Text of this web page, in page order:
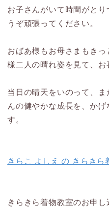
お子さんがいて時間がと
うぞ頑張ってください。
おばあ様もお母さまもき
様二人の晴れ姿を見て、お
当日の晴天をいのって、
んの健やかな成長を、か
す。
きらこ よしえ の きらきら
きらきら着物教室のお申